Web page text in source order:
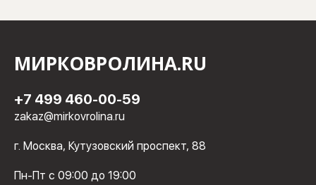
МИРКОВРОЛИНА.RU
+7 499 460-00-59
zakaz@mirkovrolina.ru
г. Москва, Кутузовский проспект, 88
Пн-Пт с 09:00 до 19:00